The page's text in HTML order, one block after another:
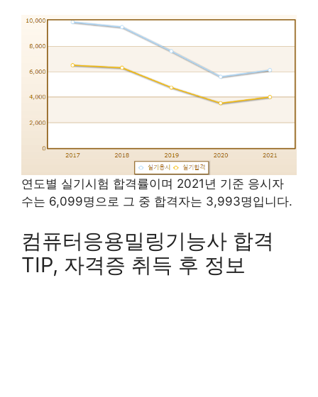
연도별 실기시험 합격률이며 2021년 기준 응시자
수는 6,099명으로 그 중 합격자는 3,993명입니다.
컴퓨터응용밀링기능사 합격
TIP, 자격증 취득 후 정보